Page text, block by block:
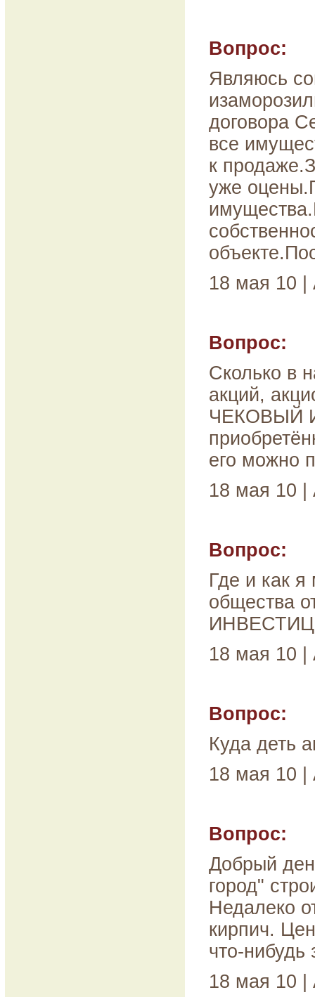
Вопрос:
Являюсь
договора
все
к
уже
18 мая 10 |
Вопрос:
Сколько в
акций,
ЧЕКОВЫЙ
его можно
18 мая 10 |
Вопрос:
Где и как я
общества
18 мая 10 |
Вопрос:
Куда деть
18 мая 10 |
Вопрос:
Добрый
город"
Недалеко
кирпич.
что-нибудь
18 мая 10 |